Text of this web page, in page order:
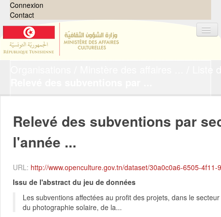
Connexion
Contact
Demandes
0
À propos
Relevé des subventions par
l'année ...
URL: http://www.openculture.gov.tn/dataset/30a0c0a6-6505-4f11-9111-
Issu de l'abstract du jeu de données
Les subventions affectées au profit des projets, dans le
du photographie solaire, de la...